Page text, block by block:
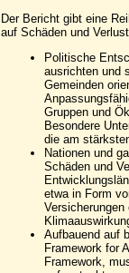
Der Bericht gibt eine
auf Schäden und
Politische
ausrichten und
Gemeinden
Gruppen und
Besondere
die am
Nationen und
Schäden und
etwa in Form
Aufbauend auf
Framework for
Framework,